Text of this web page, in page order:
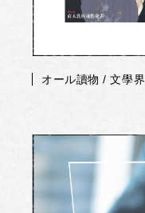
オール讀物 / 文學界